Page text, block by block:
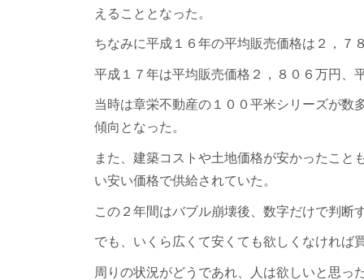
えることとなった。
ちなみに平成１６年の平均販売価格は２，７
平成１７年は平均販売価格２，８０６万円、
当時は章栄不動産の１００平米シリーズが数
傾向となった。
また、建築コストや土地価格が安かったこと
い安い価格で供給されていた。
この２年間はバブル崩壊後、数字だけで判断
でも、いくら広くて安くても欲しくなければ
周りの状況がどうであれ、人は欲しいと思っ